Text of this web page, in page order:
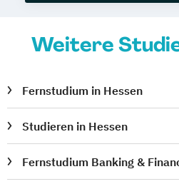
Weitere
Fernstudium in Hessen
Studieren in Hessen
Fernstudium Banking &